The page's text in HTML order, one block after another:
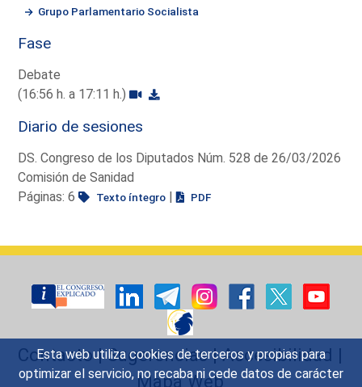
Esta web utiliza cookies de terceros y propias para
optimizar el servicio, no recaba ni cede datos de carácter
Grupo Parlamentario Socialista
Fase
Debate
(16:56 h. a 17:11 h.)
Diario de sesiones
DS. Congreso de los Diputados Núm. 528 de 26/03/2026
Comisión de Sanidad
Páginas: 6
Texto íntegro | PDF
Contacto|Sugerencias|Accesibilidad |
Mapa Web